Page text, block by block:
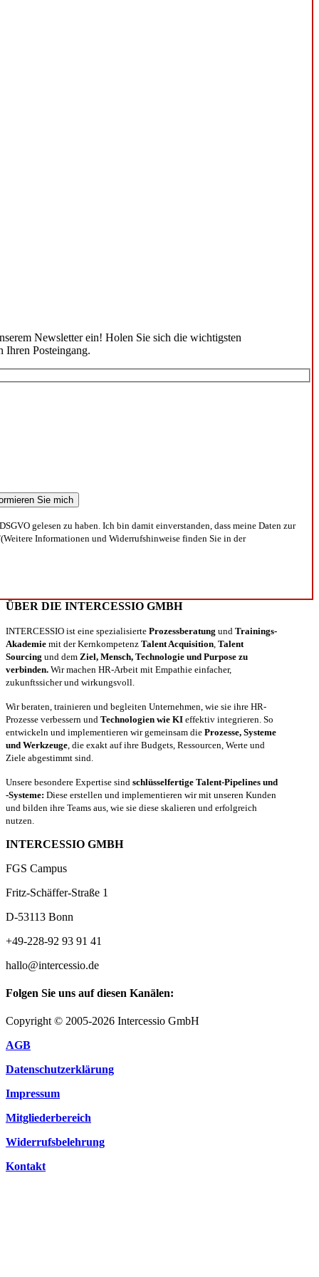
Newsletter ein! Holen Sie sich die wichtigsten
Ihren Posteingang.
gelesen zu haben. Ich bin damit einverstanden, dass meine Daten zur
Informationen und Widerrufshinweise finden Sie in der
ÜBER DIE INTERCESSIO GMBH
INTERCESSIO ist eine spezialisierte Prozessberatung und Trainings-
Akademie mit der Kernkompetenz Talent Acquisition Talent
Sourcing und dem Ziel, Mensch, Technologie und Purpose zu
verbinden. Wir machen HR-Arbeit mit Empathie einfacher,
zukunftssicher und wirkungsvoll.
Wir beraten, trainieren und begleiten Unternehmen, wie sie ihre HR-
Prozesse verbessern und Technologien wie KI effektiv integrieren. So
entwickeln und implementieren wir gemeinsam die Prozesse, Systeme
und Werkzeuge , die exakt auf ihre Budgets, Ressourcen, Werte und
Ziele abgestimmt sind.
Unsere besondere Expertise sind schlüsselfertige Talent-Pipelines und
-Systeme: Diese erstellen und implementieren wir mit unseren Kunden
und bilden ihre Teams aus, wie sie diese skalieren und erfolgreich
nutzen.
INTERCESSIO GMBH
FGS Campus
Fritz-Schäffer-Straße 1
D-53113 Bonn
+49-228-92 93 91 41
hallo@intercessio.de
Folgen Sie uns auf diesen Kanälen:
Copyright © 2005-2026 Intercessio GmbH
AGB
Datenschutzerklärung
Impressum
Mitgliederbereich
Widerrufsbelehrung
Kontakt